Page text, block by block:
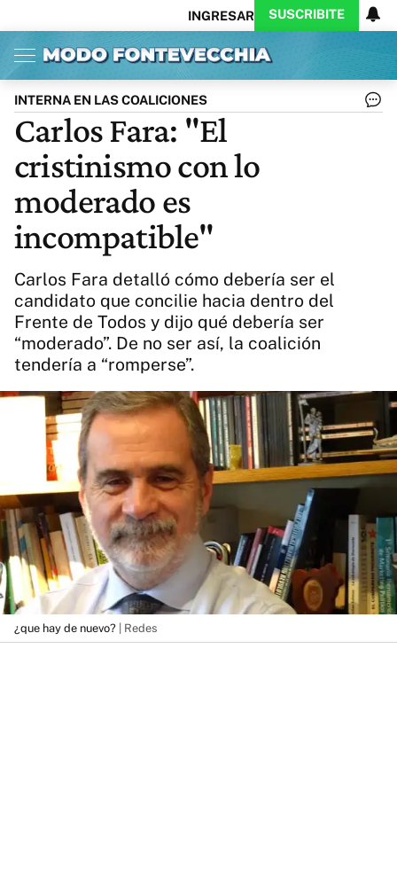
INGRESAR SUSCRIBITE
Inicio Ahora
Opinión
Política
Ciencia
Protagonistas
Cultura
Arte
Internacional
CARAS
Exitoina
Videos
Córdoba
Business
Noticias
Diario del Juicio
Actualidad
INTERNA EN LAS COALICIONES
Carlos Fara: "El
cristinismo con lo
moderado es
incompatible"
Carlos Fara detalló cómo debería ser el
candidato que concilie hacia dentro del
Frente de Todos y dijo qué debería ser
“moderado”. De no ser así, la coalición
tendería a “romperse”.
¿que hay de nuevo? | Redes